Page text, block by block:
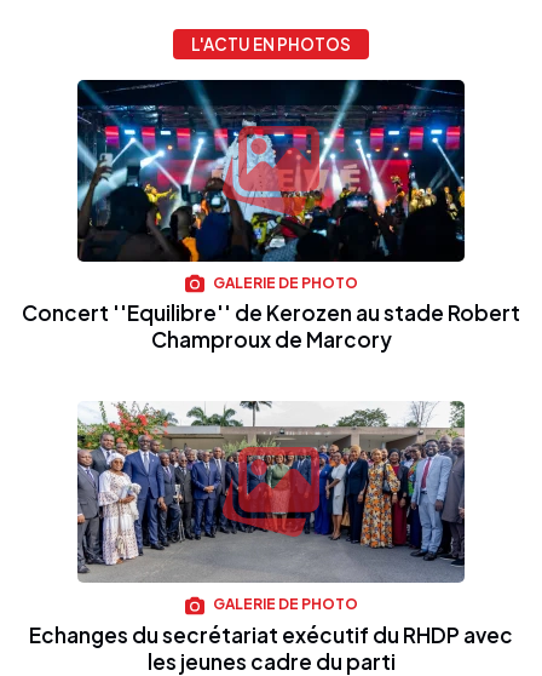
L'ACTU EN PHOTOS
GALERIE DE PHOTO
Concert ''Equilibre'' de Kerozen au stade Robert
Champroux de Marcory
GALERIE DE PHOTO
Echanges du secrétariat exécutif du RHDP avec
les jeunes cadre du parti